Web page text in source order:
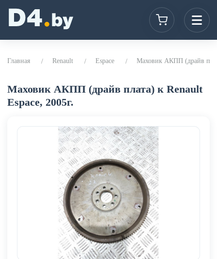
Главная Renault Espace Маховик АКПП (драйв
Маховик АКПП (драйв плата) к Renault
Espace, 2005г.